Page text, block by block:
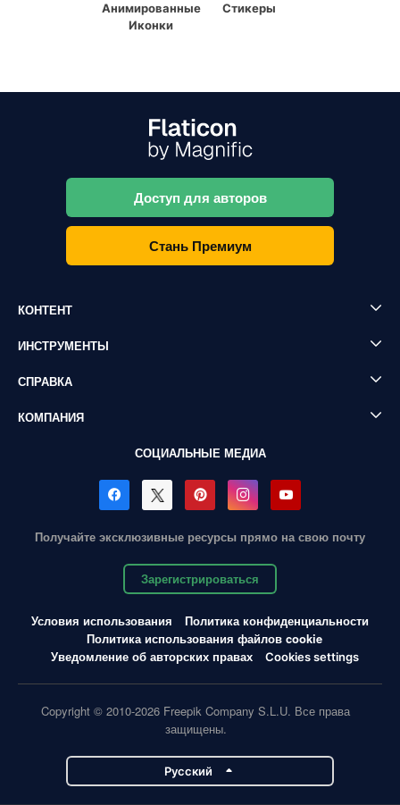
Анимированные
Иконки
Стикеры
Доступ для авторов
Стань Премиум
КОНТЕНТ
ИНСТРУМЕНТЫ
СПРАВКА
КОМПАНИЯ
СОЦИАЛЬНЫЕ МЕДИА
Получайте эксклюзивные ресурсы прямо на свою почту
Зарегистрироваться
Условия использования
Политика конфиденциальности
Политика использования файлов cookie
Уведомление об авторских правах
Cookies settings
Copyright © 2010-2026 Freepik Company S.L.U. Все права
защищены.
Pусский